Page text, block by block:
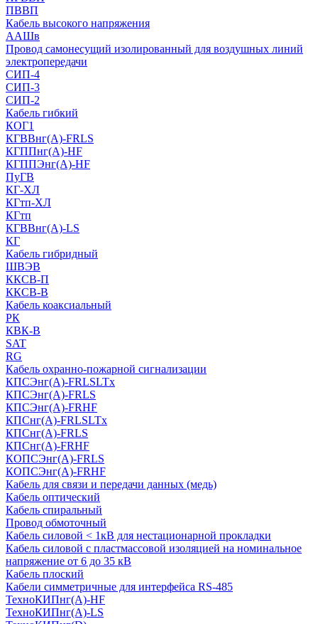
ПВВП
Кабель высокого напряжения
ААШв
Провод самонесущий изолированный для воздушных линий
электропередачи
СИП-4
СИП-3
СИП-2
Кабель гибкий
КОГ1
КГВВнг(А)-FRLS
КГППнг(A)-HF
КГППЭнг(A)-HF
ПуГВ
КГ-ХЛ
КГтп-ХЛ
КГтп
КГВВнг(А)-LS
КГ
Кабель гибридный
ШВЭВ
ККСВ-П
ККСВ-В
Кабель коаксиальный
РК
КВК-В
SAT
RG
Кабель охранно-пожарной сигнализации
КПСЭнг(А)-FRLSLTx
КПСЭнг(А)-FRLS
КПСЭнг(А)-FRHF
КПСнг(А)-FRLSLTx
КПСнг(А)-FRLS
КПСнг(А)-FRHF
КОПСЭнг(А)-FRLS
КОПСЭнг(А)-FRHF
Кабель для связи и передачи данных (медь)
Кабель оптический
Кабель спиральный
Провод обмоточный
Кабель силовой < 1кВ для нестационарной прокладки
Кабель силовой с пластмассовой изоляцией на номинальное
напряжение от 6 до 35 кВ
Кабель плоский
Кабели симметричные для интерфейса RS-485
ТеxноКИПнг(A)-HF
ТеxноКИПнг(A)-LS